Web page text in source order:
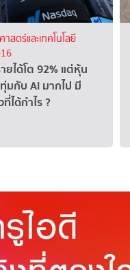
สตร์และเทคโนโลยี
ยได้โต 92% แต่หุ้น
ทุ่มกับ AI มากไป มี
ได้กำไร ?